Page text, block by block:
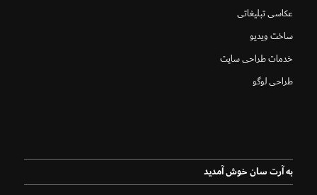
عکاسی تبلیغاتی
ساخت ویدیو
خدمات طراحی سایت
طراحی لوگو
به آرت سان خوش آمدید